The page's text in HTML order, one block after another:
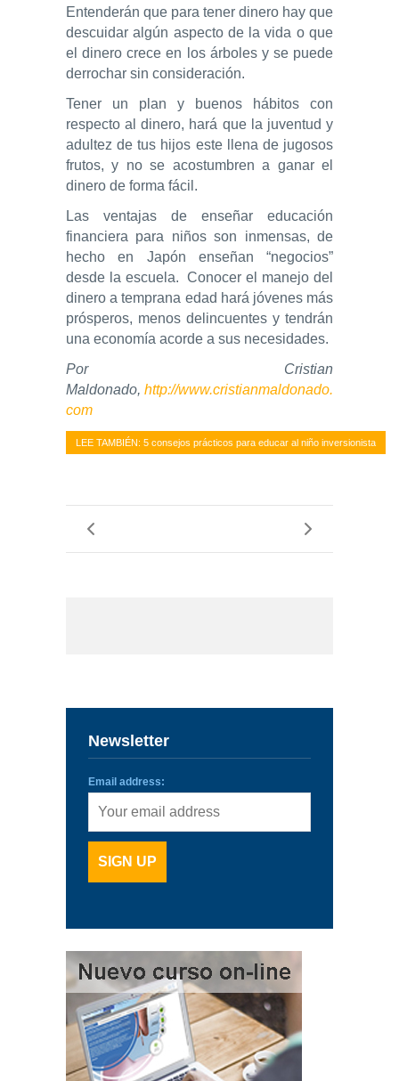
Entenderán que para tener dinero hay que
descuidar algún aspecto de la vida o que
el dinero crece en los árboles y se puede
derrochar sin consideración.
Tener un plan y buenos hábitos con
respecto al dinero, hará que la juventud y
adultez de tus hijos este llena de jugosos
frutos, y no se acostumbren a ganar el
dinero de forma fácil.
Las ventajas de enseñar educación
financiera para niños son inmensas, de
hecho en Japón enseñan “negocios”
desde la escuela. Conocer el manejo del
dinero a temprana edad hará jóvenes más
prósperos, menos delincuentes y tendrán
una economía acorde a sus necesidades.
Por Cristian
Maldonado, http://www.cristianmaldonado.
com
LEE TAMBIÉN: 5 consejos prácticos para educar al niño inversionista
Newsletter
Email address: